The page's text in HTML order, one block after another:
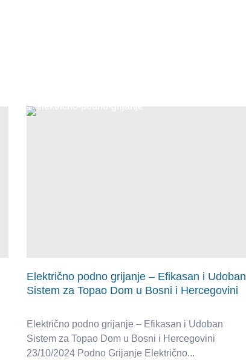
Električno podno grijanje – Efikasan i Udoban
Sistem za Topao Dom u Bosni i Hercegovini
Električno podno grijanje – Efikasan i Udoban
Sistem za Topao Dom u Bosni i Hercegovini
23/10/2024 Podno Grijanje Električno...